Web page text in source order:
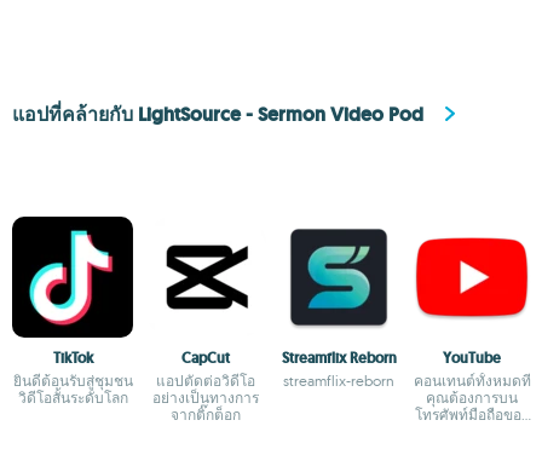
แอปที่คล้ายกับ LightSource - Sermon Video Pod
TikTok
ยินดีต้อนรับสู่ชุมชน
วิดีโอสั้นระดับโลก
CapCut
แอปตัดต่อวิดีโอ
อย่างเป็นทางการ
จากติ๊กต็อก
Streamflix Reborn
streamflix-reborn
YouTube
คอนเทนต์ทั้งหมดที่
คุณต้องการบน
โทรศัพท์มือถือของ